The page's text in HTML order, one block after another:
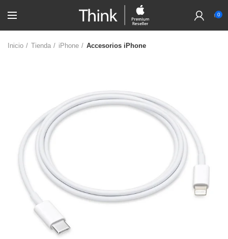
0
Inicio Tienda iPhone Accesorios iPhone